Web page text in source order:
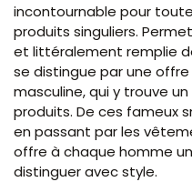
incontournable pour
produits singuliers.
et littéralement remplie
se distingue par une
masculine, qui y trouve
produits. De ces fameux
en passant par les
offre à chaque homme
distinguer avec style.